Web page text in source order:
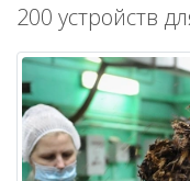
200 устройств